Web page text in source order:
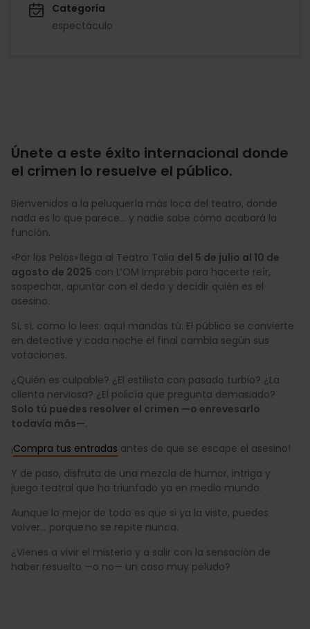
Categoría
espectáculo
Únete a este éxito internacional donde
el crimen lo resuelve el público.
Bienvenidos a la peluquería más loca del teatro, donde
nada es lo que parece… y nadie sabe cómo acabará la
función.
«Por los Pelos» llega al Teatro Talia del 5 de julio al 10 de
agosto de 2025 con L’OM Imprebis para hacerte reír,
sospechar, apuntar con el dedo y decidir quién es el
asesino.
Sí, sí, como lo lees: aquí mandas tú. El público se convierte
en detective y cada noche el final cambia según sus
votaciones.
¿Quién es culpable? ¿El estilista con pasado turbio? ¿La
clienta nerviosa? ¿El policía que pregunta demasiado?
Solo tú puedes resolver el crimen —o enrevesarlo
todavía más—.
¡Compra tus entradas antes de que se escape el asesino!
Y de paso, disfruta de una mezcla de humor, intriga y
juego teatral que ha triunfado ya en medio mundo.
Aunque lo mejor de todo es que si ya la viste, puedes
volver… porque no se repite nunca.
¿Vienes a vivir el misterio y a salir con la sensación de
haber resuelto —o no— un caso muy peludo?